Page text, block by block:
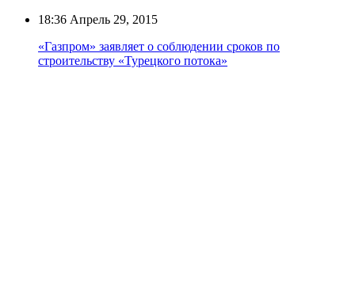
18:36 Апрель 29, 2015
«Газпром» заявляет о соблюдении сроков по
строительству «Турецкого потока»